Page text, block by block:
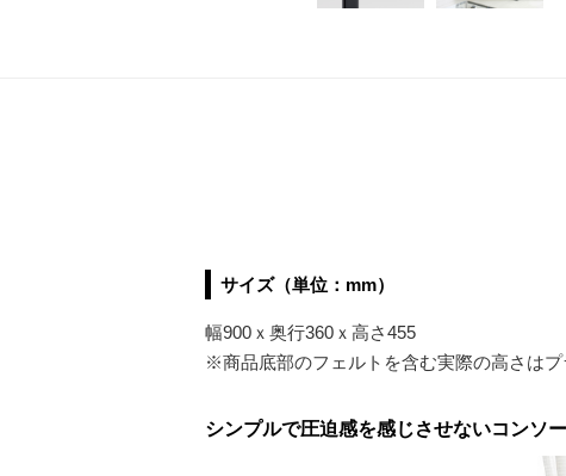
サイズ（単位：mm）
幅900ｘ奥行360ｘ高さ455
※商品底部のフェルトを含む実際の高さはプ
シンプルで圧迫感を感じさせないコンソ